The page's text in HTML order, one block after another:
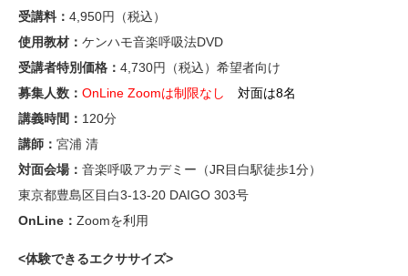
受講料： 4,950円（税込）
使用教材： ケンハモ音楽呼吸法DVD
受講者特別価格： 4,730円（税込）希望者向け
募集人数： OnLine Zoomは制限なし
対面は8名
講義時間： 120分
講師： 宮浦 清
対面会場： 音楽呼吸アカデミー（JR目白駅徒歩1分）
東京都豊島区目白3-13-20 DAIGO 303号
OnLine： Zoomを利用
<体験できるエクササイズ>